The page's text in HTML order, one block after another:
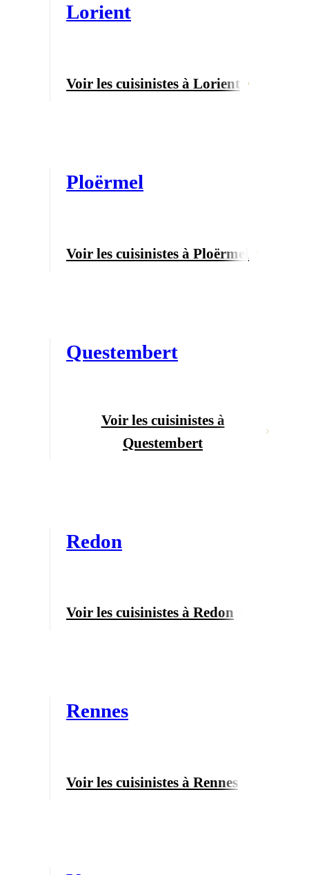
Lorient
Voir les cuisinistes à Lorient
Ploërmel
Voir les cuisinistes à Ploërmel
Questembert
Voir les cuisinistes à
Questembert
Redon
Voir les cuisinistes à Redon
Rennes
Voir les cuisinistes à Rennes